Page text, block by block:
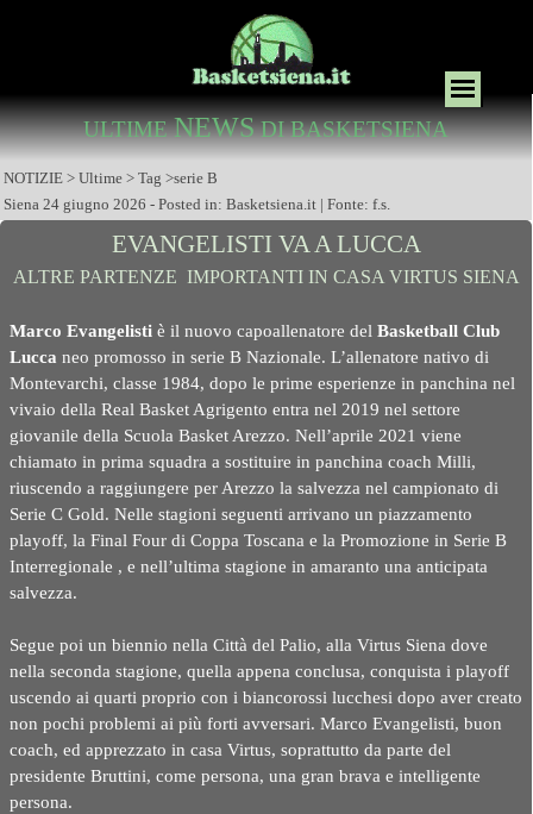
ULTIMENEWSDI BASKETSIENA
NOTIZIE > Ultime > Tag >serie B
Siena 24 giugno 2026 - Posted in: Basketsiena.it | Fonte: f.s.
EVANGELISTI VA A LUCCA
ALTRE PARTENZE IMPORTANTI IN CASA VIRTUS SIENA
Marco Evangelisti è il nuovo capoallenatore del Basketball Club
Lucca neo promosso in serie B Nazionale. L’allenatore nativo di
Montevarchi, classe 1984, dopo le prime esperienze in panchina nel
vivaio della Real Basket Agrigento entra nel 2019 nel settore
giovanile della Scuola Basket Arezzo. Nell’aprile 2021 viene
chiamato in prima squadra a sostituire in panchina coach Milli,
riuscendo a raggiungere per Arezzo la salvezza nel campionato di
Serie C Gold. Nelle stagioni seguenti arrivano un piazzamento
playoff, la Final Four di Coppa Toscana e la Promozione in Serie B
Interregionale , e nell’ultima stagione in amaranto una anticipata
salvezza.
Segue poi un biennio nella Città del Palio, alla Virtus Siena dove
nella seconda stagione, quella appena conclusa, conquista i playoff
uscendo ai quarti proprio con i biancorossi lucchesi dopo aver creato
non pochi problemi ai più forti avversari. Marco Evangelisti, buon
coach, ed apprezzato in casa Virtus, soprattutto da parte del
presidente Bruttini, come persona, una gran brava e intelligente
persona.